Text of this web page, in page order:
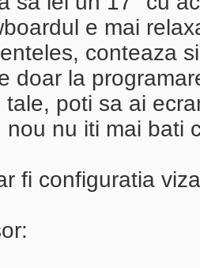
e mai
conteaza
doar la
tale, poti sa ai
nou nu iti mai bati
fi configuratia